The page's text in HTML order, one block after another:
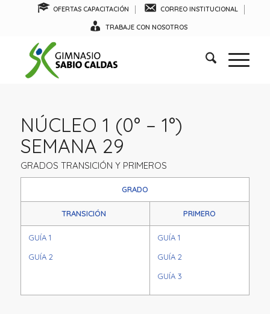
OFERTAS CAPACITACIÓN CORREO INSTITUCIONAL
TRABAJE CON NOSOTROS
NÚCLEO 1 (0° – 1°)
SEMANA 29
GRADOS TRANSICIÓN Y PRIMEROS
GRADO
TRANSICIÓN PRIMERO
GUÍA 1
GUÍA 2
GUÍA 1
GUÍA 2
GUÍA 3